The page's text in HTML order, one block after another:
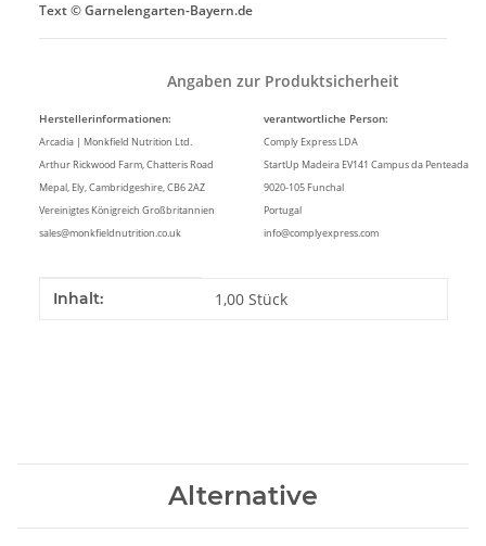
Text © Garnelengarten-Bayern.de
Angaben zur Produktsicherheit
Herstellerinformationen: verantwortliche Person:
Arcadia | Monkfield Nutrition Ltd.
Comply Express LDA
Arthur Rickwood Farm, Chatteris Road
StartUp Madeira EV141 Campus da Penteada
Mepal, Ely, Cambridgeshire, CB6 2AZ
9020-105 Funchal
Vereinigtes Königreich Großbritannien
Portugal
sales@monkfieldnutrition.co.uk
info@complyexpress.com
Produkteigenschaft
Wert
Inhalt: 1,00 Stück
Alternative